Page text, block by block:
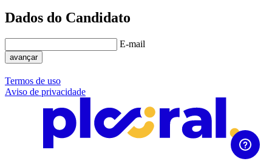
Dados do Candidato
E-mail
avançar
Termos de uso
Aviso de privacidade